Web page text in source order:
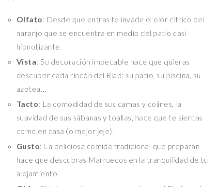
Olfato: Desde que entras te invade el olor cítrico del
naranjo que se encuentra en medio del patio casi
hipnotizante.
Vista: Su decoración impecable hace que quieras
descubrir cada rincón del Riad: su patio, su piscina, su
azotea…
Tacto: La comodidad de sus camas y cojines, la
suavidad de sus sábanas y toallas, hace que te sientas
como en casa (o mejor jeje).
Gusto: La deliciosa comida tradicional que preparan
hace que descubras Marruecos en la tranquilidad de tu
alojamiento.